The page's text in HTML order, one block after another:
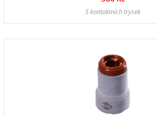
5 kontaktních trysek